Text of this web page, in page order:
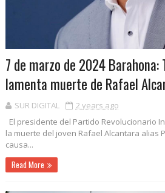
7 de marzo de 2024 Barahona:
lamenta muerte de Rafael
SUR DIGITAL
2 years ago
El presidente del Partido Revolucionario
la muerte del joven Rafael Alcantara alias
causa...
Read More